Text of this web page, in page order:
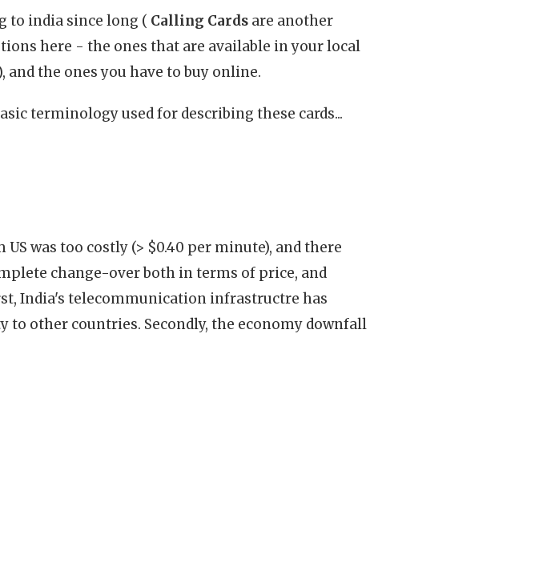
to india since long ( Calling Cards are another
here - the ones that are available in your local
the ones you have to buy online.
terminology used for describing these cards...
was too costly (> $0.40 per minute), and there
change-over both in terms of price, and
India's telecommunication infrastructre has
other countries. Secondly, the economy downfall